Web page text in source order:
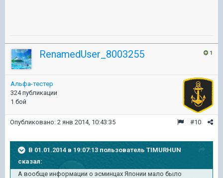
1
RenamedUser_8003255
Альфа-тестер
324 публикации
1 бой
#10
Опубликовано: 2 янв 2014, 10:43:35
В 01.01.2014 в 19:07:13 пользователь TIMURHUN
сказал:
А вообще информации о эсминцах Японии мало было